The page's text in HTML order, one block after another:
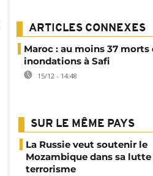
ARTICLES CONNEXES
Maroc : au moins 37 morts
inondations à Safi
15/12 - 14:48
SUR LE MÊME PAYS
La Russie veut soutenir le
Mozambique dans sa
terrorisme